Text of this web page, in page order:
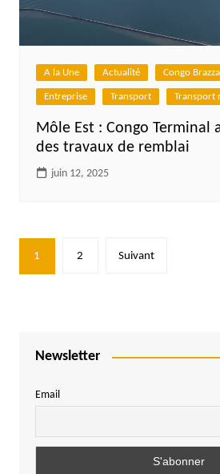
A la Une Actualité Congo Brazza
Entreprise Transport Transport
Môle Est : Congo Terminal
des travaux de remblai
juin 12, 2025
Pagination
des
1 2 Suivant
Newsletter
Email